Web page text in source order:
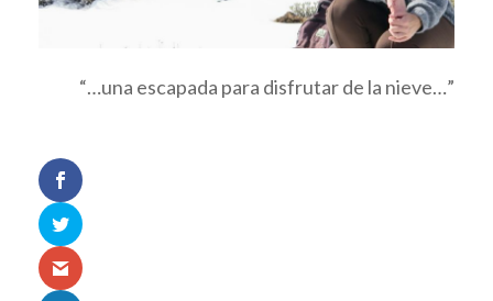
“…una escapada para disfrutar de la nieve…”